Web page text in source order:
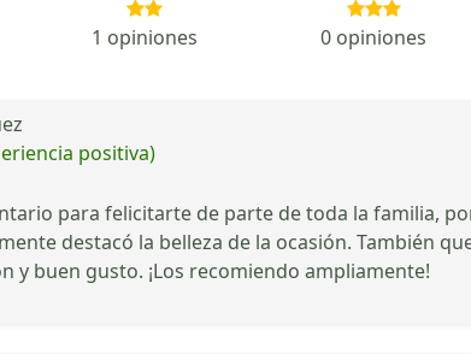
1 opiniones 0 opiniones
positiva)
para felicitarte de parte de toda la familia,
destacó la belleza de la ocasión. También
y buen gusto. ¡Los recomiendo ampliamente!